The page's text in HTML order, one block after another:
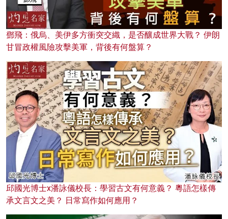
鄧飛：俄烏、美伊多方衝突交織，是否釀成世界大戰？ 伊朗
甘冒政權風險攻擊美軍，背後有何盤算？
邱國光博士x潘詠儀校長：學習古文有何意義？ 粵語怎樣傳
承文言文之美？ 日常寫作如何應用？